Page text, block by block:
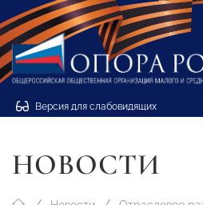
Версия для слабовидящих
НОВОСТИ